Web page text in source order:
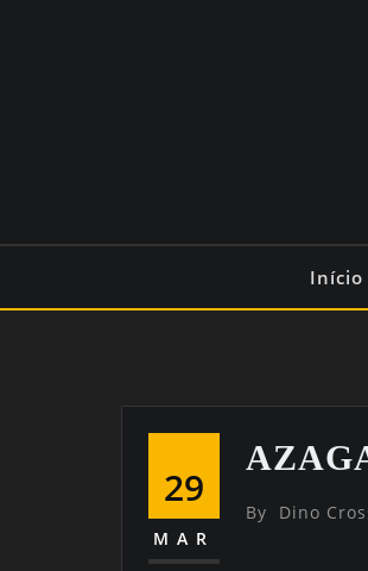
Início
29
MAR
By Dino